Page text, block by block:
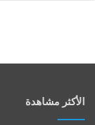
الأكثر مشاهدة